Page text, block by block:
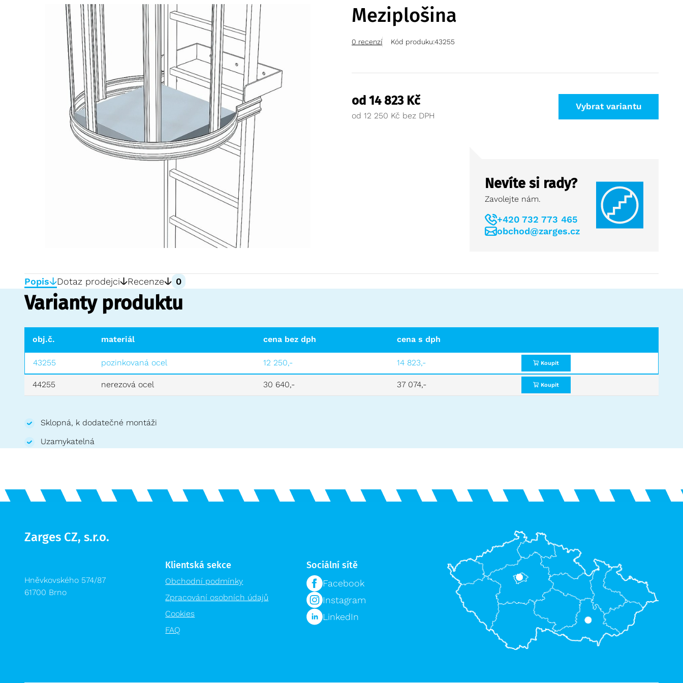
Meziplošina
0 recenzí Kód produku:43255
od 14 823 Kč
od 12 250 Kč
Vybrat variantu
Nevíte si rady?
Zavolejte nám.
+420 732 773 465
obchod@zarges.cz
Popis Dotaz prodejci Recenze 0
Varianty produktu
obj.č. materiál cena bez dph cena s dph
43255 pozinkovaná ocel 12 250,- 14 823,- Koupit
44255 nerezová ocel 30 640,- 37 074,- Koupit
Sklopná, k dodatečné montáži
Uzamykatelná
Zarges CZ, s.r.o.
Hněvkovského 574/87
61700 Brno
Klientská sekce
Obchodní podmínky
Zpracování osobních údajů
Cookies
FAQ
Sociální sítě
Facebook
Instagram
LinkedIn